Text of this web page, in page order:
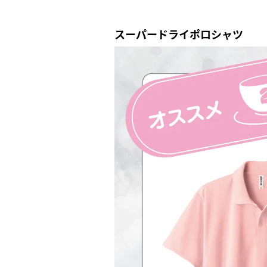
スーパードライポロシャツ